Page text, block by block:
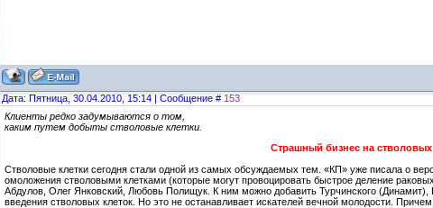
Дата: Пятница, 30.04.2010, 15:14 | Сообщение # 153
Клиенты редко задумываются о том,
каким путем добыты стволовые клетки.
Страшный бизнес на стволовых
Стволовые клетки сегодня стали одной из самых обсуждаемых тем. «КП» уже писала о
омоложения стволовыми клетками (которые могут провоцировать быстрое деление
Абдулов, Олег Янковский, Любовь Полищук. К ним можно добавить Турчинского
введения стволовых клеток. Но это не останавливает искателей вечной молодости.